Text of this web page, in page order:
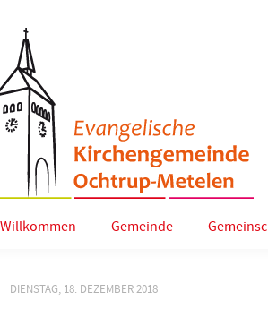
Willkommen Gemeinde
DIENSTAG, 18. DEZEMBER 2018